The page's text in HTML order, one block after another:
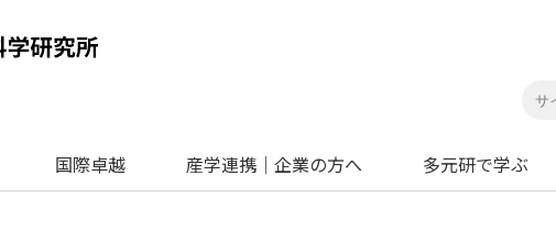
国際卓越 産学連携｜企業の方へ 多元研で学ぶ